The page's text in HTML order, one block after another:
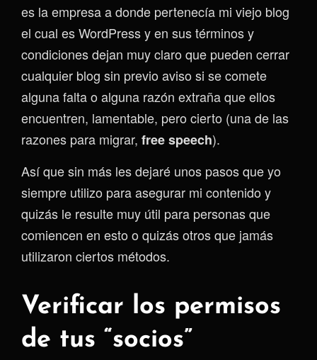
es la empresa a donde pertenecía mi viejo blog
el cual es WordPress y en sus términos y
condiciones dejan muy claro que pueden cerrar
cualquier blog sin previo aviso si se comete
alguna falta o alguna razón extraña que ellos
encuentren, lamentable, pero cierto (una de las
razones para migrar, free speech).
Así que sin más les dejaré unos pasos que yo
siempre utilizo para asegurar mi contenido y
quizás le resulte muy útil para personas que
comiencen en esto o quizás otros que jamás
utilizaron ciertos métodos.
Verificar los permisos
de tus “socios”